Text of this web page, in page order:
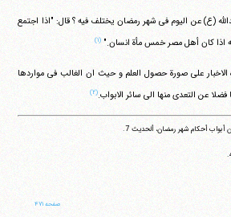
(ع) عن الیوم فی شهر رمضان یختلف فیه ؟ قال: "اذا اجتمع
اذا کان أهل مصر خمس مأة انسان."(۱)
علی صورة حصول العلم و حیث ان الغالب فی مواردها
عن التعدی منها الی سائر الابواب.(۲)
صفحه ۴۷۱